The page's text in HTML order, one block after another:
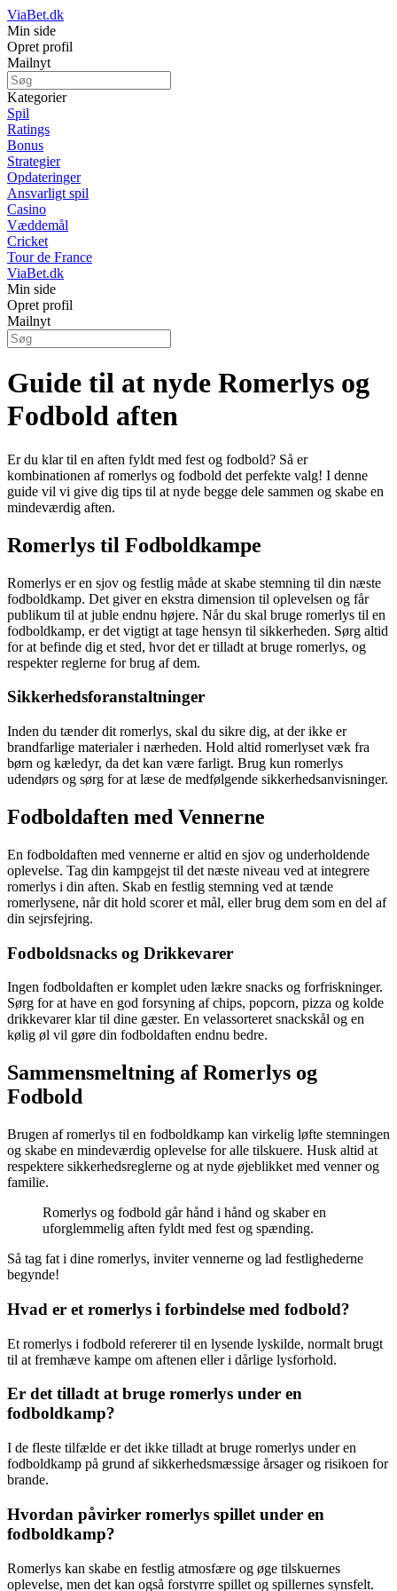
ViaBet.dk
Min side
Opret profil
Mailnyt
Kategorier
Spil
Ratings
Bonus
Strategier
Opdateringer
Ansvarligt spil
Casino
Væddemål
Cricket
Tour de France
ViaBet.dk
Min side
Opret profil
Mailnyt
Guide til at nyde Romerlys og
Fodbold aften
Er du klar til en aften fyldt med fest og fodbold? Så er
kombinationen af romerlys og fodbold det perfekte valg! I denne
guide vil vi give dig tips til at nyde begge dele sammen og skabe en
mindeværdig aften.
Romerlys til Fodboldkampe
Romerlys er en sjov og festlig måde at skabe stemning til din næste
fodboldkamp. Det giver en ekstra dimension til oplevelsen og får
publikum til at juble endnu højere. Når du skal bruge romerlys til en
fodboldkamp, er det vigtigt at tage hensyn til sikkerheden. Sørg altid
for at befinde dig et sted, hvor det er tilladt at bruge romerlys, og
respekter reglerne for brug af dem.
Sikkerhedsforanstaltninger
Inden du tænder dit romerlys, skal du sikre dig, at der ikke er
brandfarlige materialer i nærheden. Hold altid romerlyset væk fra
børn og kæledyr, da det kan være farligt. Brug kun romerlys
udendørs og sørg for at læse de medfølgende sikkerhedsanvisninger.
Fodboldaften med Vennerne
En fodboldaften med vennerne er altid en sjov og underholdende
oplevelse. Tag din kampgejst til det næste niveau ved at integrere
romerlys i din aften. Skab en festlig stemning ved at tænde
romerlysene, når dit hold scorer et mål, eller brug dem som en del af
din sejrsfejring.
Fodboldsnacks og Drikkevarer
Ingen fodboldaften er komplet uden lækre snacks og forfriskninger.
Sørg for at have en god forsyning af chips, popcorn, pizza og kolde
drikkevarer klar til dine gæster. En velassorteret snackskål og en
kølig øl vil gøre din fodboldaften endnu bedre.
Sammensmeltning af Romerlys og
Fodbold
Brugen af romerlys til en fodboldkamp kan virkelig løfte stemningen
og skabe en mindeværdig oplevelse for alle tilskuere. Husk altid at
respektere sikkerhedsreglerne og at nyde øjeblikket med venner og
familie.
Romerlys og fodbold går hånd i hånd og skaber en
uforglemmelig aften fyldt med fest og spænding.
Så tag fat i dine romerlys, inviter vennerne og lad festlighederne
begynde!
Hvad er et romerlys i forbindelse med fodbold?
Et romerlys i fodbold refererer til en lysende lyskilde, normalt brugt
til at fremhæve kampe om aftenen eller i dårlige lysforhold.
Er det tilladt at bruge romerlys under en
fodboldkamp?
I de fleste tilfælde er det ikke tilladt at bruge romerlys under en
fodboldkamp på grund af sikkerhedsmæssige årsager og risikoen for
brande.
Hvordan påvirker romerlys spillet under en
fodboldkamp?
Romerlys kan skabe en festlig atmosfære og øge tilskuernes
oplevelse, men det kan også forstyrre spillet og spillernes synsfelt.